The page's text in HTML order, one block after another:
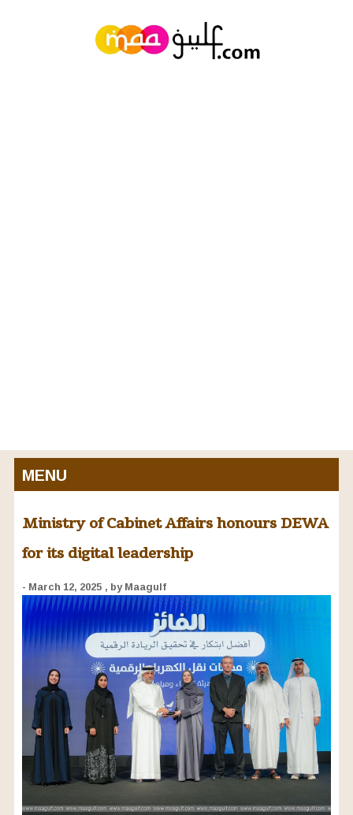
MENU
Ministry of Cabinet Affairs honours DEWA
for its digital leadership
- March 12, 2025 , by Maagulf